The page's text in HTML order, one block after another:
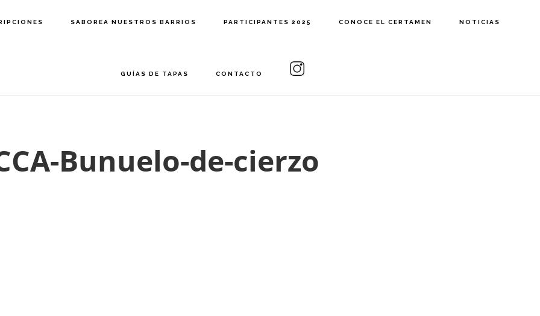
SABOREA NUESTROS BARRIOS PARTICIPANTES 2025 CONOCE EL CERTAMEN NOTICIAS
GUÍAS DE TAPAS CONTACTO
Bunuelo-de-cierzo